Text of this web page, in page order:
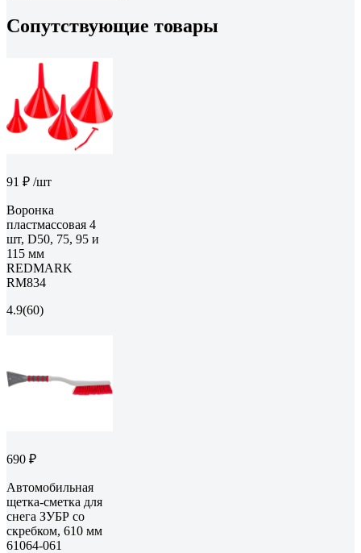
Сопутствующие товары
91 ₽ /шт
Воронка
пластмассовая 4
шт, D50, 75, 95 и
115 мм
REDMARK
RM834
4.9(60)
690 ₽
Автомобильная
щетка-сметка для
снега ЗУБР со
скребком, 610 мм
61064-061